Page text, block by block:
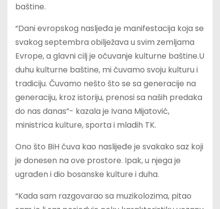
baštine.
“Dani evropskog nasljeđa je manifestacija koja se
svakog septembra obilježava u svim zemljama
Evrope, a glavni cilj je očuvanje kulturne baštine.U
duhu kulturne baštine, mi čuvamo svoju kulturu i
tradiciju. Čuvamo nešto što se sa generacije na
generaciju, kroz istoriju, prenosi sa naših predaka
do nas danas”- kazala je Ivana Mijatović,
ministrica kulture, sporta i mladih TK.
Ono što BiH čuva kao naslijeđe je svakako saz koji
je donesen na ove prostore. Ipak, u njega je
ugrađen i dio bosanske kulture i duha.
“Kada sam razgovarao sa muzikolozima, pitao